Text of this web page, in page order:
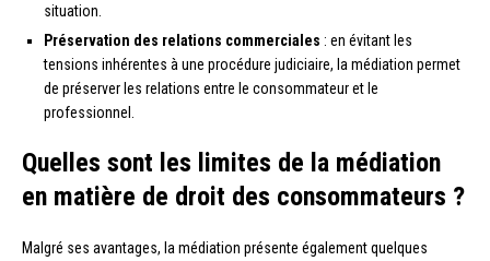
situation.
Préservation des relations commerciales : en évitant les
tensions inhérentes à une procédure judiciaire, la médiation permet
de préserver les relations entre le consommateur et le
professionnel.
Quelles sont les limites de la médiation
en matière de droit des consommateurs ?
Malgré ses avantages, la médiation présente également quelques